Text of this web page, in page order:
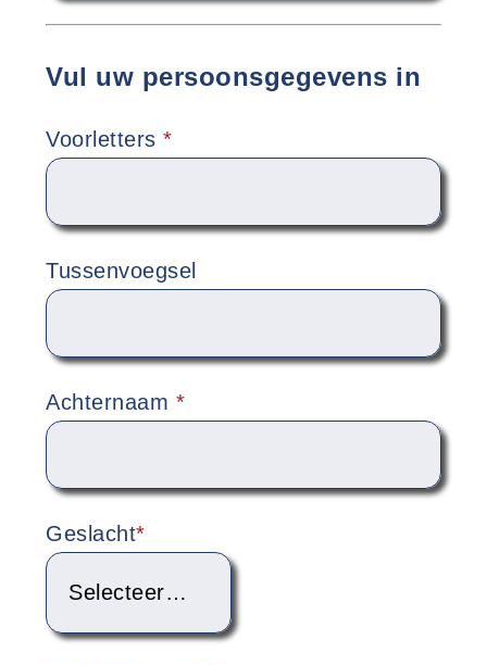
Vul uw persoonsgegevens in
Voorletters*
Tussenvoegsel
Achternaam *
Geslacht*